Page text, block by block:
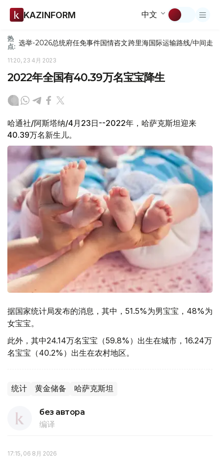
KAZINFORM 中文
热
点: 选举-2026总统府任免事件国情咨文跨里海国际运输路线/中间走廊
11:20, 23 4月 2023
2022年全国有40.39万名宝宝降生
哈通社/阿斯塔纳/4月23日--2022年，哈萨克斯坦迎来
40.39万名新生儿。
据国家统计局发布的消息，其中，51.5%为男宝宝，48%为
女宝宝。
此外，其中24.14万名宝宝（59.8%）出生在城市，16.24万
名宝宝（40.2%）出生在农村地区。
统计 黄金储备 哈萨克斯坦
без автора
编译
17:15, 06 8月 2026